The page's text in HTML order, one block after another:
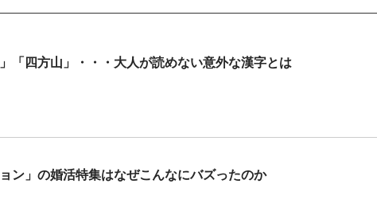
「四方山」・・・大人が読めない意外な漢字とは
ン」の婚活特集はなぜこんなにバズったのか